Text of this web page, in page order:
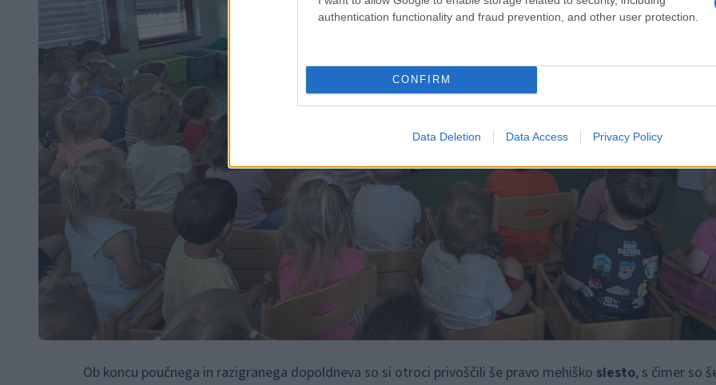
authentication functionality and fraud prevention, and other user protection.
CONFIRM
Data Deletion Data Access Privacy Policy
Ob koncu poučnega in razigranega dopoldneva so si otroci privoščili še pravo mehiško siesto, s čimer so